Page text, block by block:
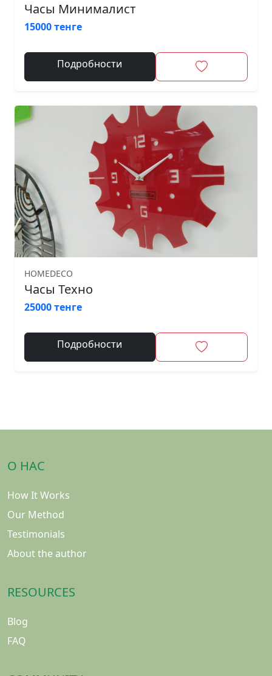
Часы Минималист
15000 тенге
Подробности
HOMEDECO
Часы Техно
25000 тенге
Подробности
О НАС
How It Works
Our Method
Testimonials
About the author
RESOURCES
Blog
FAQ